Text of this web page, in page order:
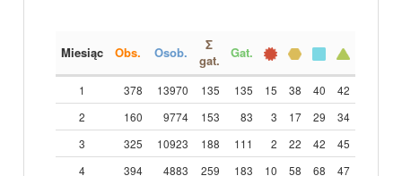
Miesiąc Obs. Osob.
Σ
gat.
Gat.
1 378 13970 135 135 15 38 40
42
2
160 9774 153 83 3 17 29
34
3
325 10923 188 111 2 22 42
45
4
394 4883 259 183 10 58 68
47